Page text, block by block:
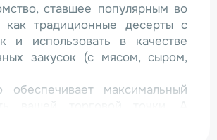
ставшее популярным во
традиционные десерты с
и использовать в качестве
закусок (с мясом, сыром,
максимальный
больше довольных клиентов!